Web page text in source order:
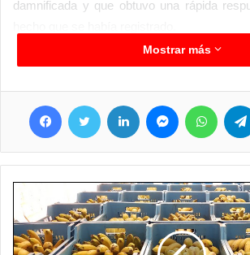
damnificada y que obtuvo una rápida
Mostrar más